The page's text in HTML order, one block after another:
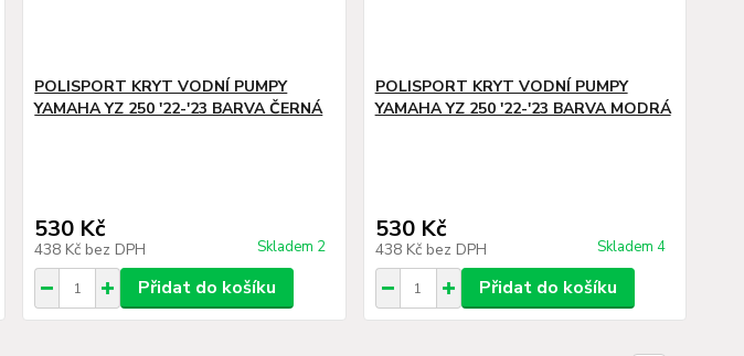
POLISPORT KRYT VODNÍ PUMPY
YAMAHA YZ 250 '22-'23 BARVA ČERNÁ
530 Kč
438 Kč bez DPH Skladem 2
Přidat do košíku
POLISPORT KRYT VODNÍ PUMPY
YAMAHA YZ 250 '22-'23 BARVA MODRÁ
530 Kč
438 Kč bez DPH Skladem 4
Přidat do košíku